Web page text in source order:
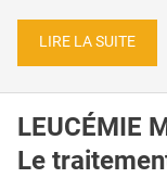
LIRE LA SUITE
LEUCÉMIE
Le